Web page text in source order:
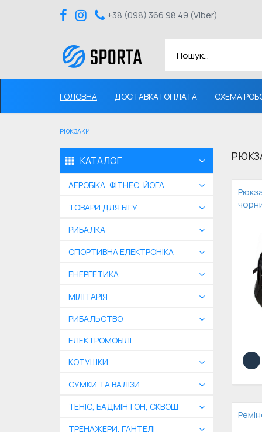
+38 (098) 366 98 49 (Viber)
ГОЛОВНА ДОСТАВКА І ОПЛАТА СХЕМА
РЮКЗАКИ
КАТАЛОГ
АЕРОБІКА, ФІТНЕС, ЙОГА
ТОВАРИ ДЛЯ БІГУ
РИБАЛКА
СПОРТИВНА ЕЛЕКТРОНІКА
ЕНЕРГЕТИКА
МІЛІТАРІЯ
РИБАЛЬСТВО
ЕЛЕКТРОМОБІЛІ
КОТУШКИ
СУМКИ ТА ВАЛІЗИ
ТЕНІС, БАДМІНТОН, СКВОШ
ТРЕНАЖЕРИ, ГАНТЕЛІ